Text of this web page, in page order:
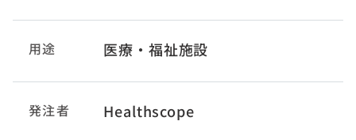
用途 医療・福祉施設
発注者 Healthscope